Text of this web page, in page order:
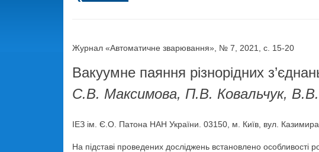
Журнал «Автоматичне зварювання», № 7, 2021, с. 15-20
Вакуумне паяння різнорідних
С.В. Максимова, П.В. Ковальчук,
ІЕЗ ім. Є.О. Патона НАН України. 03150, м. Київ, вул.
На підставі проведених досліджень встановлено особливості